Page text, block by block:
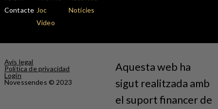
Contacte Joc
Video
Notícies
Novessendes © 2023
Avís legal
Política de privacidad
Login
Aquesta web ha
sigut realitzada amb
el suport financer de